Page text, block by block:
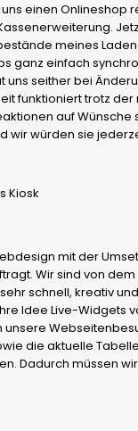
einen Onlineshop
meines
ganz einfach
uns seither bei
funktioniert trotz der
auf Wünsche
wir würden sie
Kiosk
mit der
Wir sind von
schnell, kreativ
Idee Live-Widgets
unsere
die aktuelle
Dadurch müssen